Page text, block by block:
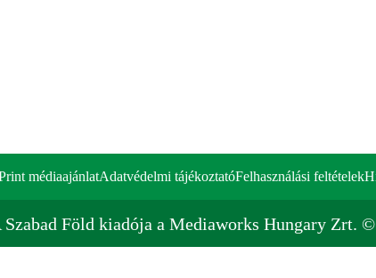
médiaajánlatAdatvédelmi tájékoztatóFelhasználási feltételek
Szabad Föld kiadója a Mediaworks Hungary Zrt.